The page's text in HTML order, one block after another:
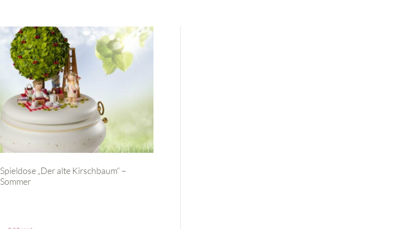
Spieldose „Der alte Kirschbaum“ –
Sommer